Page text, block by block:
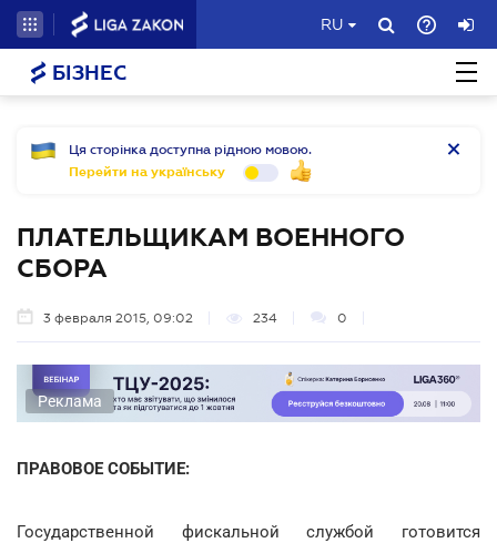
RU
БІЗНЕС
Ця сторінка доступна рідною мовою.
Перейти на українську
ПЛАТЕЛЬЩИКАМ ВОЕННОГО
СБОРА
3 февраля 2015, 09:02 234 0
Реклама
ПРАВОВОЕ СОБЫТИЕ:
Государственной фискальной службой готовится